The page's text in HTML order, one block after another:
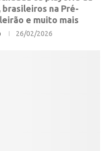
brasileiros na Pré-
e muito mais
26/02/2026